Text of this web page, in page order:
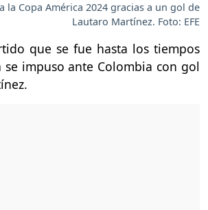
la Copa América 2024 gracias a un gol de
Lautaro Martínez. Foto: EFE
que se fue hasta los tiempos
se impuso ante Colombia con gol